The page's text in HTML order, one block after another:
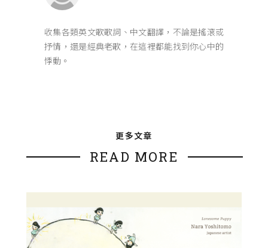
收集各類英文歌歌詞、中文翻譯，不論是搖滾或
抒情，還是經典老歌，在這裡都能找到你心中的
悸動。
更多文章
READ MORE